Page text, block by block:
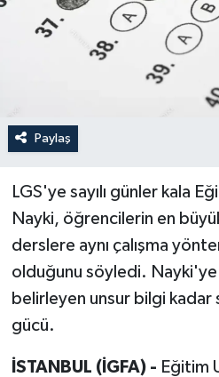
Paylaş
LGS'ye sayılı günler kala
Nayki, öğrencilerin en
derslere aynı çalışma
olduğunu söyledi. Nayki'ye
belirleyen unsur bilgi
gücü.
İSTANBUL (İGFA) - Eğitim
Haber Arşivi